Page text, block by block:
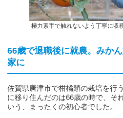
極力素手で触れないよう丁寧に収穫
66歳で退職後に就農。みか
家に
佐賀県唐津市で柑橘類の栽培を行
に移り住んだのは66歳の時で、そ
いう、まったくの初心者でした。